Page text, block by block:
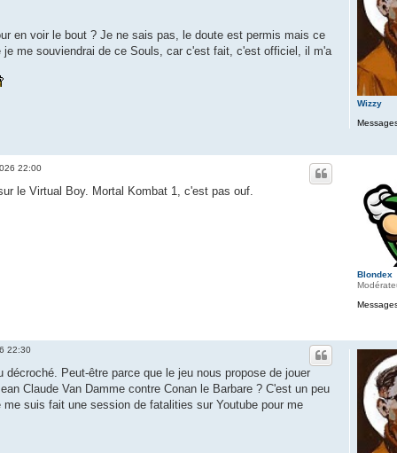
Wizzy
en voir le bout ? Je ne sais pas, le doute est permis mais ce
je me souviendrai de ce Souls, car c'est fait, c'est officiel, il m'a
Blondex
22:00
le Virtual Boy. Mortal Kombat 1, c'est pas ouf.
22:30
décroché. Peut-être parce que le jeu nous propose de jouer
Claude Van Damme contre Conan le Barbare ? C'est un peu
me suis fait une session de fatalities sur Youtube pour me